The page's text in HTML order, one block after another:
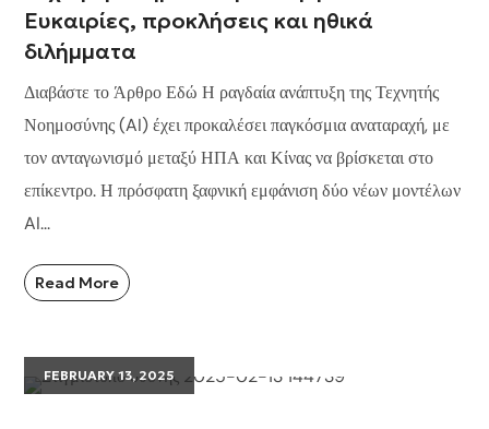
Ευκαιρίες, προκλήσεις και ηθικά
διλήμματα
Διαβάστε το Άρθρο Εδώ Η ραγδαία ανάπτυξη της Τεχνητής
Νοημοσύνης (AI) έχει προκαλέσει παγκόσμια αναταραχή, με
τον ανταγωνισμό μεταξύ ΗΠΑ και Κίνας να βρίσκεται στο
επίκεντρο. Η πρόσφατη ξαφνική εμφάνιση δύο νέων μοντέλων
AI...
Read More
FEBRUARY 13, 2025